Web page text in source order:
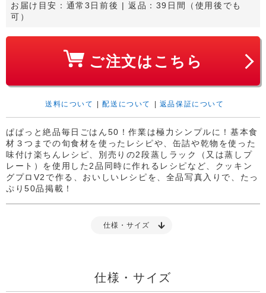
お届け目安： 通常3日前後 | 返品：39日間（使用後でも
可）
ご注文はこちら
送料について |配送について 返品保証について
ぱぱっと絶品毎日ごはん50！作業は極力シンプルに！基本食
材３つまでの旬食材を使ったレシピや、缶詰や乾物を使った
味付け楽ちんレシピ、別売りの2段蒸しラック（又は蒸しプ
レート）を使用した2品同時に作れるレシピなど、クッキン
グプロV2で作る、おいしいレシピを、全品写真入りで、たっ
ぷり50品掲載！
仕様・サイズ
仕様・サイズ